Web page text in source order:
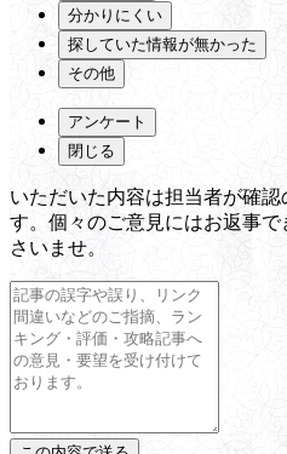
分かりにくい
探していた情報が無かった
その他
アンケート
閉じる
いただいた内容は担当者が確
す。個々のご意見にはお返事
さいませ。